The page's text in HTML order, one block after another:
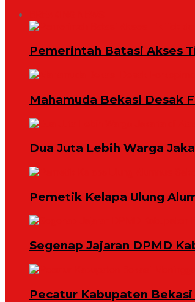
Pemerintah Batasi Akses
Mahamuda Bekasi Desak
Dua Juta Lebih Warga
Pemetik Kelapa Ulung
Segenap Jajaran DPMD
Pecatur Kabupaten